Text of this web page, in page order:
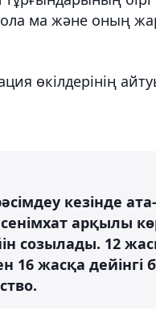
ма және оның
өкілдерінің
кезінде
арқылы
созылады. 12
16 жасқа